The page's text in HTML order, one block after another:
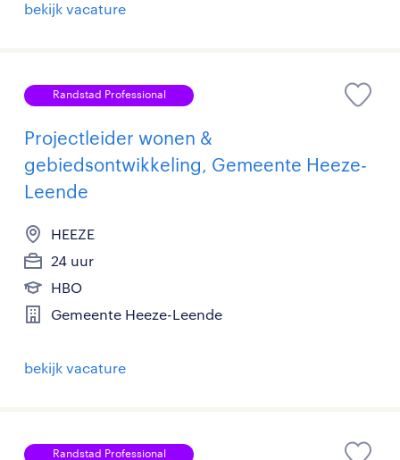
bekijk vacature
Randstad Professional
Projectleider wonen &
gebiedsontwikkeling, Gemeente Heeze-
Leende
HEEZE
24 uur
HBO
Gemeente Heeze-Leende
bekijk vacature
Randstad Professional